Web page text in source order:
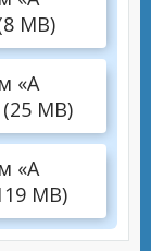
MB)
«A
MB)
«A
MB)